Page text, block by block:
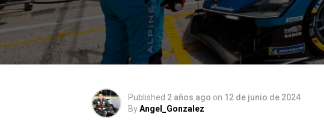
Published 2 años ago on 12 de junio de 2024
ByAngel_Gonzalez